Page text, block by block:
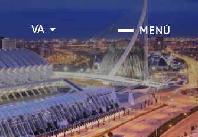
MENÚ
VA